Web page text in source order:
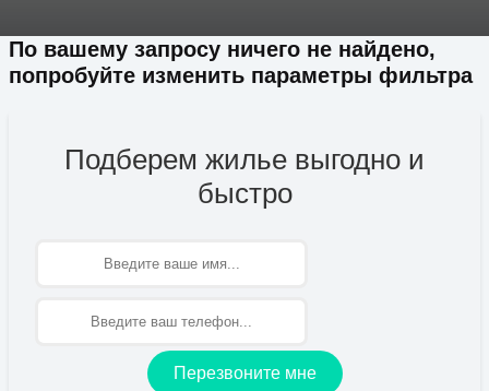
По вашему запросу ничего не найдено,
попробуйте изменить параметры фильтра
Подберем жилье выгодно и
быстро
Перезвоните мне